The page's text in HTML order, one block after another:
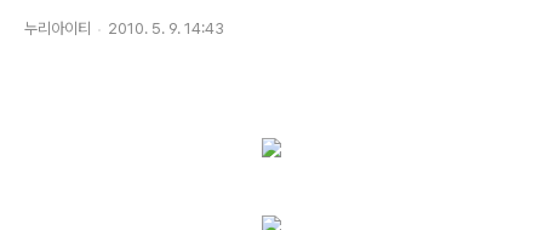
누리아이티 2010. 5. 9. 14:43